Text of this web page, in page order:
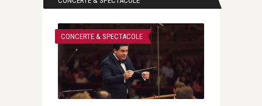
CONCERTE & SPECTACOLE